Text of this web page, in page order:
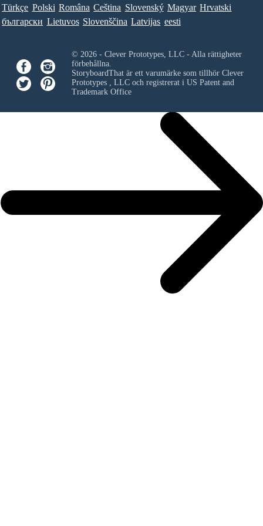
Türkçe Polski Româna Ceština Slovenský Magyar Hrvatski
български Lietuvos Slovenščina Latvijas eesti
© 2026 - Clever Prototypes, LLC - Alla rättigheter
förbehållna.
StoryboardThat är ett varumärke som tillhör Clever
Prototypes , LLCoch registrerat i US Patent and
Trademark Office